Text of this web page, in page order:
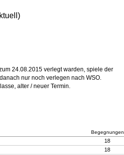
24.08.2015 verlegt warden, spiele der
nur noch verlegen nach WSO.
alter / neuer Termin.
Begegnungen
18
18